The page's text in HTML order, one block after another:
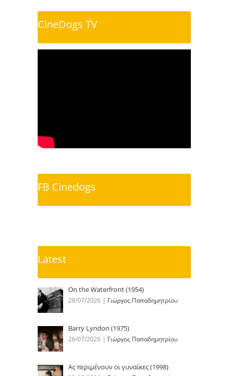
CineDogs TV
FB Cinedogs
Latest
On the Waterfront (1954)
28/07/2026 | Γιώργος Παπαδημητρίου
Barry Lyndon (1975)
26/07/2026 | Γιώργος Παπαδημητρίου
Ας περιμένουν οι γυναίκες (1998)